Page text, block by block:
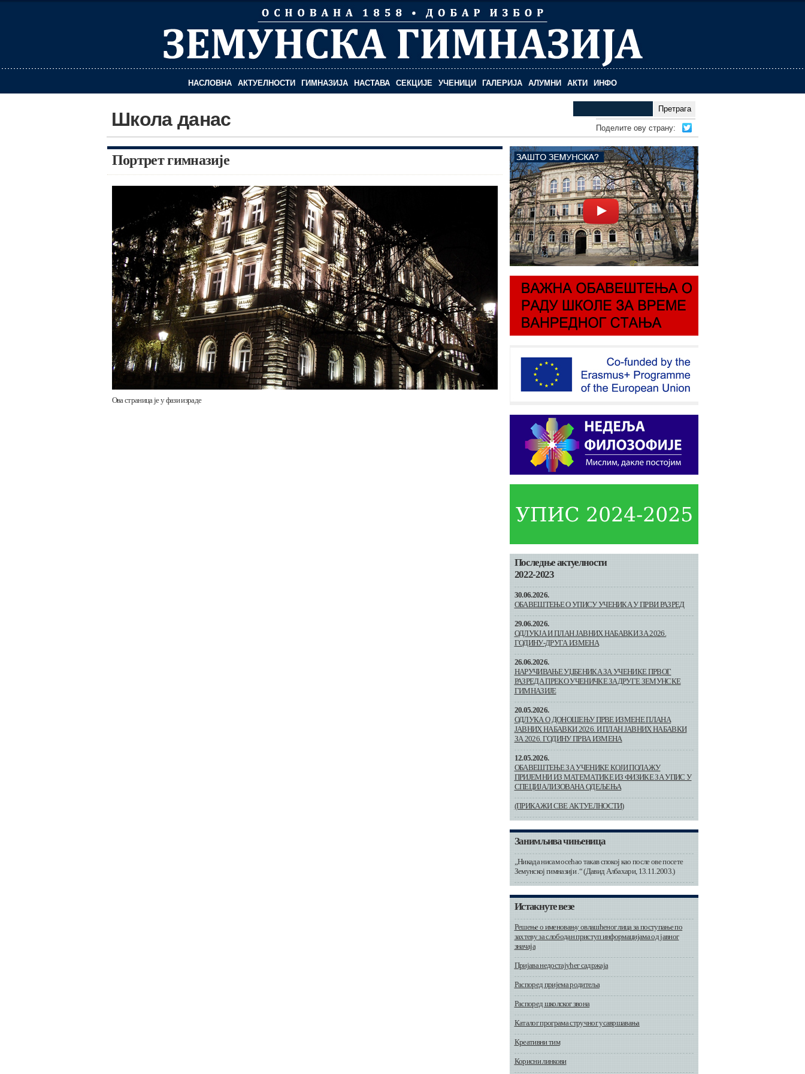
НАСЛОВНА АКТУЕЛНОСТИ ГИМНАЗИЈА НАСТАВА СЕКЦИЈЕ УЧЕНИЦИ ГАЛЕРИЈА АЛУМНИ АКТИ ИНФО
Школа данас Поделите ову страну:
Портрет гимназије
Ова страница је у фази израде
Последње актуелности
2022-2023
30.06.2026.
ОБАВЕШТЕЊЕ О УПИСУ УЧЕНИКА У ПРВИ РАЗРЕД
29.06.2026.
ОДЛУКЈА И ПЛАН ЈАВНИХ НАБАВКИ ЗА 2026.
ГОДИНУ-ДРУГА ИЗМЕНА
26.06.2026.
НАРУЧИВАЊЕ УЏБЕНИКА ЗА УЧЕНИКЕ ПРВОГ
РАЗРЕДА ПРЕКО УЧЕНИЧКЕ ЗАДРУГЕ ЗЕМУНСКЕ
ГИМНАЗИЈЕ
20.05.2026.
ОДЛУКА О ДОНОШЕЊУ ПРВЕ ИЗМЕНЕ ПЛАНА
ЈАВНИХ НАБАВКИ 2026. И ПЛАН ЈАВНИХ НАБАВКИ
ЗА 2026. ГОДИНУ ПРВА ИЗМЕНА
12.05.2026.
ОБАВЕШТЕЊЕ ЗА УЧЕНИКЕ КОЈИ ПОЛАЖУ
ПРИЈЕМНИ ИЗ МАТЕМАТИКЕ ИЗ ФИЗИКЕ ЗА УПИС У
СПЕЦИЈАЛИЗОВАНА ОДЕЉЕЊА
(ПРИКАЖИ СВЕ АКТУЕЛНОСТИ)
Занимљива чињеница
„Никада нисам осећао такав спокој као после ове посете
Земунској гимназији .“ (Давид Албахари, 13.11.2003.)
Истакнуте везе
Решење о именовању овлашћеног лица за поступање по
захтеву за слободан приступ информацијама од јавног
значаја
Пријава недостајућег садржаја
Распоред пријема родитеља
Распоред школског звона
Каталог програма стручног усавршавања
Креативни тим
Корисни линкови